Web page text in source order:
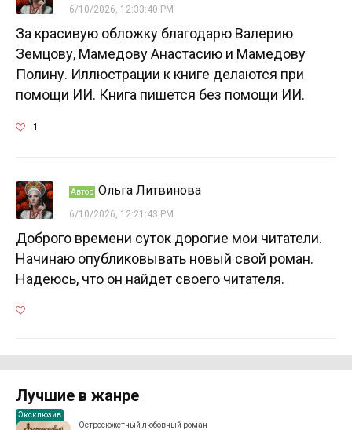
6/10/2026, 12:33:40 PM
За красивую обложку благодарю Валерию
Земцову, Мамедову Анастасию и Мамедову
Полину. Иллюстрации к книге делаются при
помощи ИИ. Книга пишется без помощи ИИ.
1
Автор Ольга Литвинова
6/10/2026, 12:21:43 PM
Доброго времени суток дорогие мои читатели.
Начинаю опубликовывать новый свой роман.
Надеюсь, что он найдет своего читателя.
Лучшие в жанре
Эксклюзив
Остросюжетный любовный роман